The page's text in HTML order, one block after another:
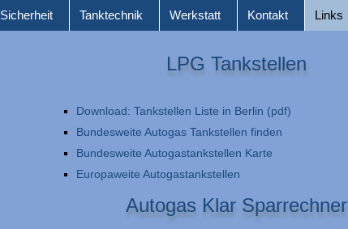
Sicherheit Tanktechnik Werkstatt Kontakt Links
LPG Tankstellen
Download: Tankstellen Liste in Berlin (pdf)
Bundesweite Autogas Tankstellen finden
Bundesweite Autogastankstellen Karte
Europaweite Autogastankstellen
Autogas Klar Sparrechner